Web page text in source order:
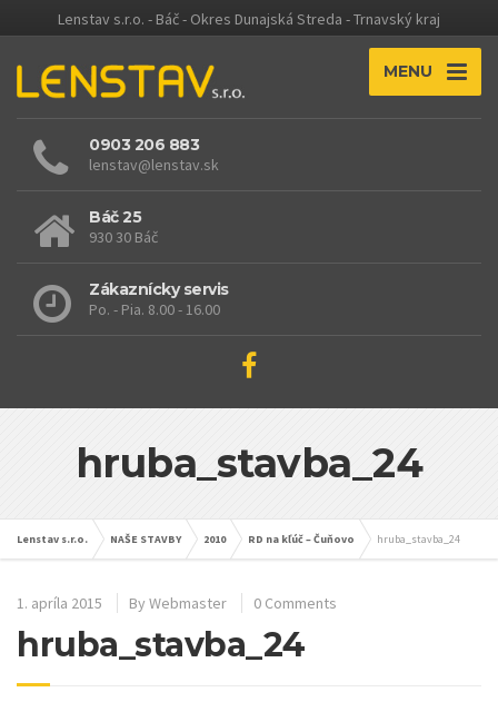
Lenstav s.r.o. - Báč - Okres Dunajská Streda - Trnavský kraj
MENU
0903 206 883
lenstav@lenstav.sk
Báč 25
930 30 Báč
Zákaznícky servis
Po. - Pia. 8.00 - 16.00
hruba_stavba_24
Lenstav s.r.o. NAŠE STAVBY 2010 RD na kľúč – Čuňovo hruba_stavba_24
1. apríla 2015 By Webmaster 0 Comments
hruba_stavba_24